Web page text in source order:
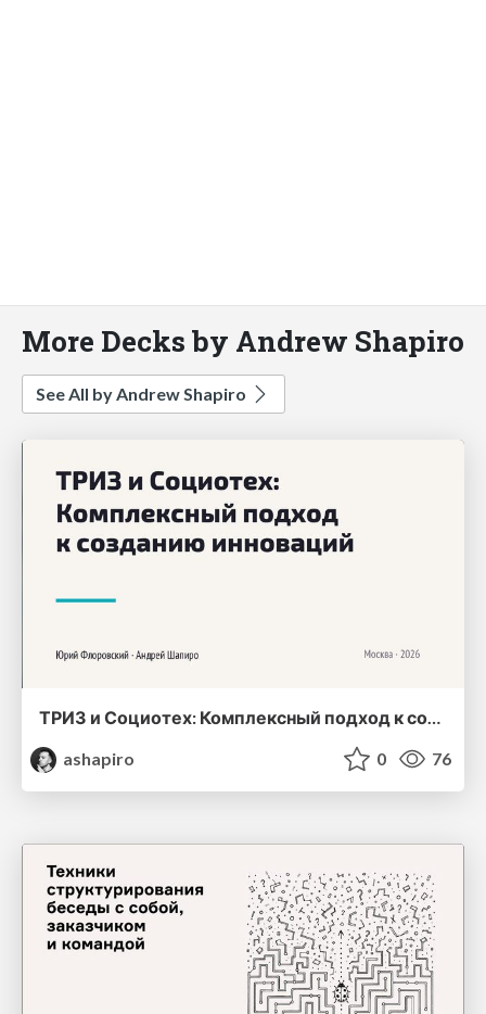
More Decks by Andrew Shapiro
See All by Andrew Shapiro
ТРИЗ и Социотех: Комплексный подход к созданию инноваций
ashapiro
0 76